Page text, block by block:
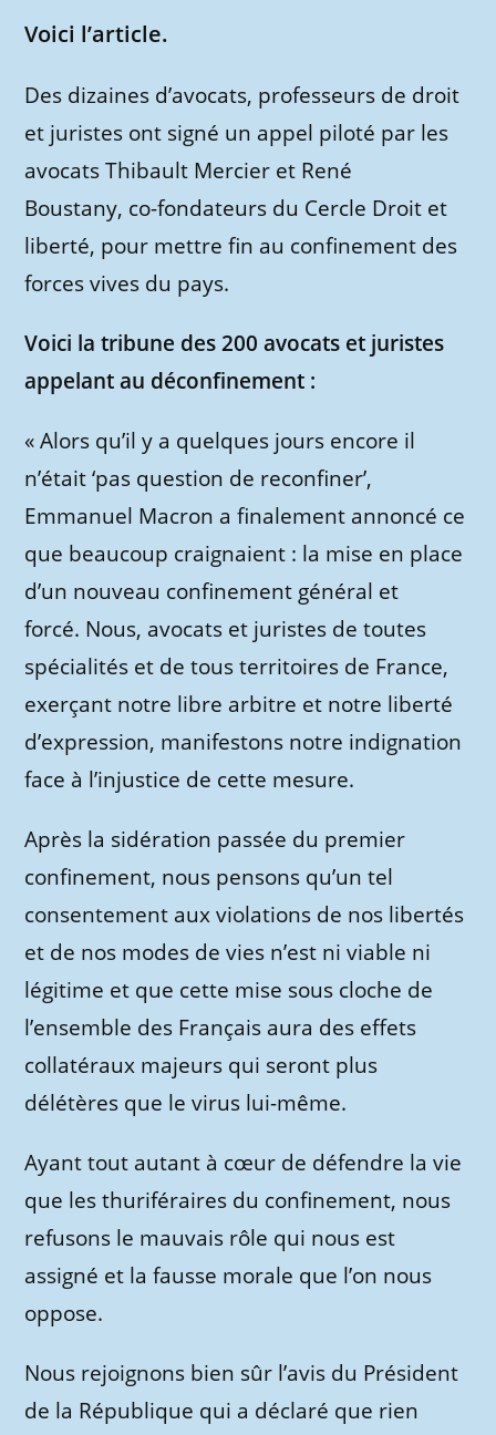
Voici l’article.
Des dizaines d’avocats, professeurs de droit
et juristes ont signé un appel piloté par les
avocats Thibault Mercier et René
Boustany, co-fondateurs du Cercle Droit et
liberté, pour mettre fin au confinement des
forces vives du pays.
Voici la tribune des 200 avocats et juristes
appelant au déconfinement :
« Alors qu’il y a quelques jours encore il
n’était ‘pas question de reconfiner’,
Emmanuel Macron a finalement annoncé ce
que beaucoup craignaient : la mise en place
d’un nouveau confinement général et
forcé. Nous, avocats et juristes de toutes
spécialités et de tous territoires de France,
exerçant notre libre arbitre et notre liberté
d’expression, manifestons notre indignation
face à l’injustice de cette mesure.
Après la sidération passée du premier
confinement, nous pensons qu’un tel
consentement aux violations de nos libertés
et de nos modes de vies n’est ni viable ni
légitime et que cette mise sous cloche de
l’ensemble des Français aura des effets
collatéraux majeurs qui seront plus
délétères que le virus lui-même.
Ayant tout autant à cœur de défendre la vie
que les thuriféraires du confinement, nous
refusons le mauvais rôle qui nous est
assigné et la fausse morale que l’on nous
oppose.
Nous rejoignons bien sûr l’avis du Président
de la République qui a déclaré que rien